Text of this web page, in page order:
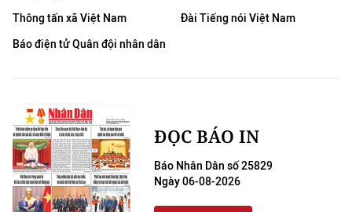
Thông tấn xã Việt Nam
Đài Tiếng nói Việt Nam
Báo điện tử Quân đội nhân dân
ĐỌC BÁO IN
Báo Nhân Dân số 25829
Ngày 06-08-2026